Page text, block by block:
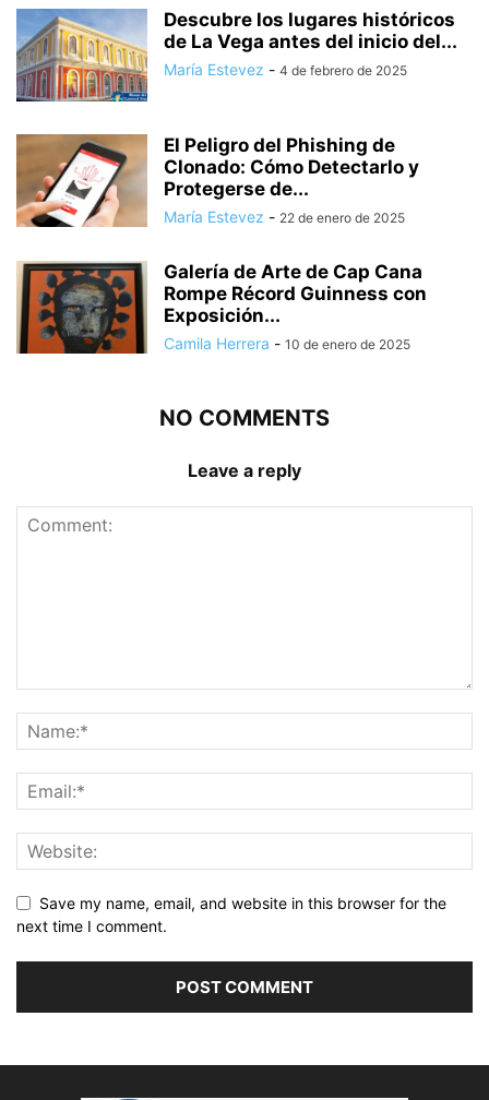
Descubre los lugares históricos
de La Vega antes del inicio del...
María Estevez - 4 de febrero de 2025
El Peligro del Phishing de
Clonado: Cómo Detectarlo y
Protegerse de...
María Estevez - 22 de enero de 2025
Galería de Arte de Cap Cana
Rompe Récord Guinness con
Exposición...
Camila Herrera - 10 de enero de 2025
NO COMMENTS
Leave a reply
Save my name, email, and website in this browser for the
next time I comment.